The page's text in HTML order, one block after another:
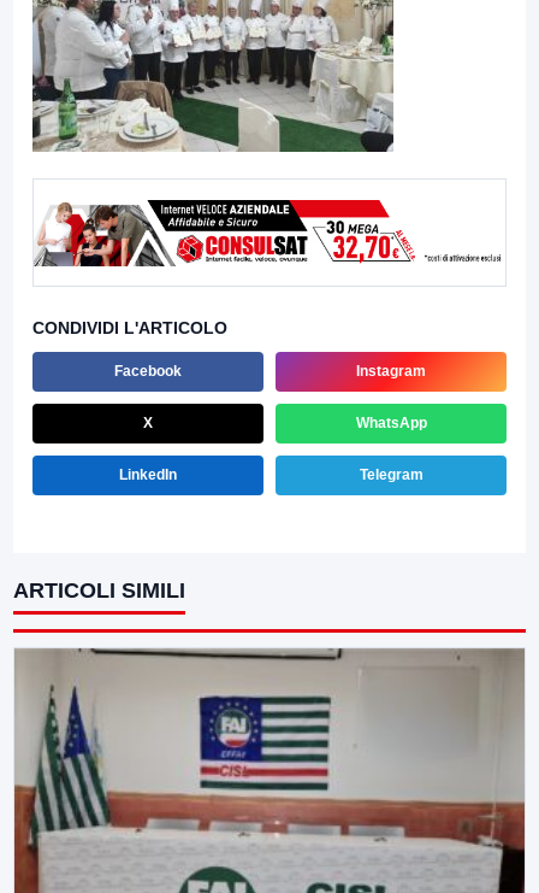
CONDIVIDI L'ARTICOLO
Facebook Instagram
X WhatsApp
LinkedIn Telegram
ARTICOLI SIMILI